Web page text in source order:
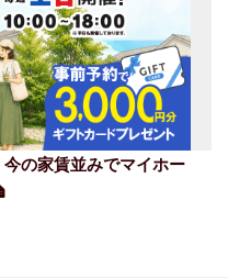
今の家賃並みでマイホー